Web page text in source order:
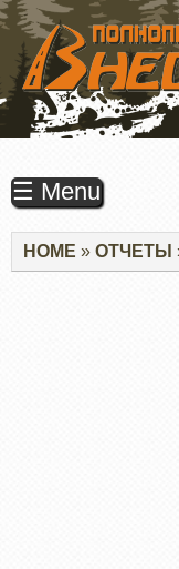
ПЕРЕЙТИ
ОСНОВНОМУ
СОДЕРЖАНИЮ
☰ Menu
Строка
навигации
HOME ОТЧЕТЫ